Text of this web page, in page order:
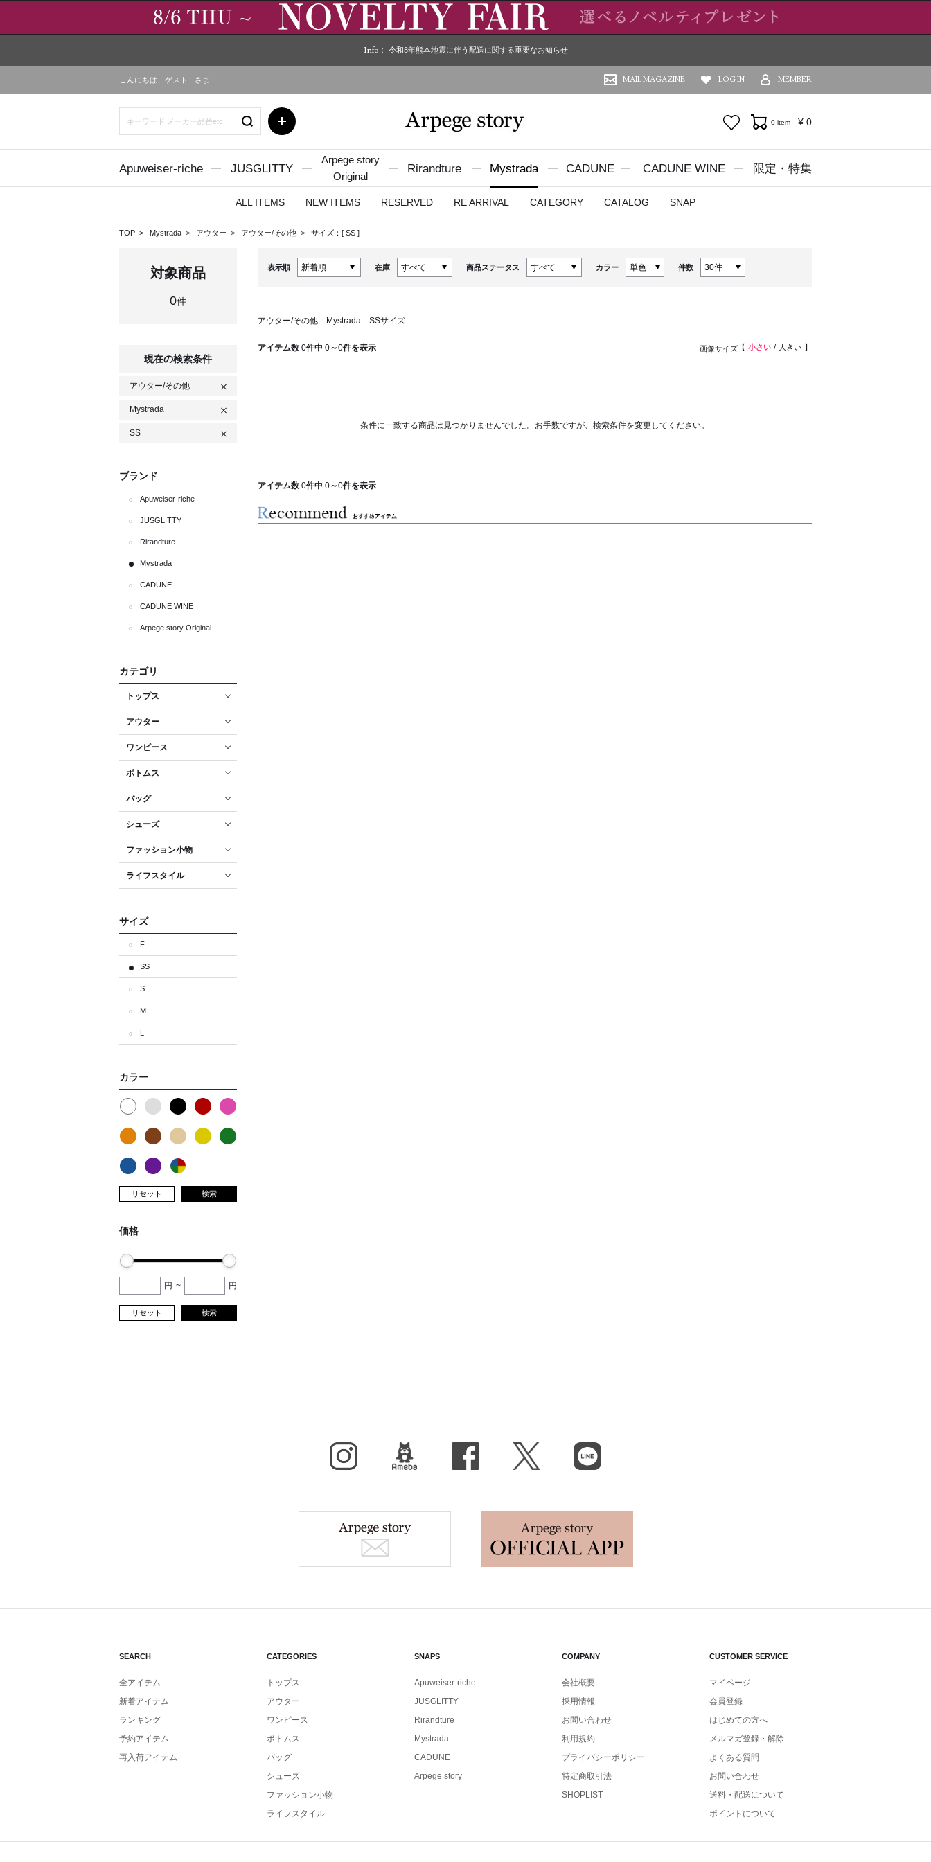
Info： 令和8年熊本地震に伴う配送に関する重要なお知らせ
こんにちは、 ゲスト さま MAIL MAGAZINE LOG IN MEMBER
お気に入り0 item - ¥ 0
Apuweiser-riche JUSGLITTY
Arpege story
Original
Rirandture Mystrada CADUNE CADUNE WINE 限定・特集
ALL ITEMS NEW ITEMS RESERVED RE ARRIVAL CATEGORY CATALOG SNAP
TOP Mystrada アウター アウター/その他 サイズ：[ SS ]
対象商品
0件
現在の検索条件
アウター/その他
Mystrada
SS
ブランド
Apuweiser-riche
JUSGLITTY
Rirandture
Mystrada
CADUNE
CADUNE WINE
Arpege story Original
カテゴリ
トップス
アウター
ワンピース
ボトムス
バッグ
シューズ
ファッション小物
ライフスタイル
サイズ
F
SS
S
M
L
カラー
リセット 検索
価格
円 ~ 円
リセット 検索
表示順 在庫 商品ステータス カラー 件数
アウター/その他 Mystrada SSサイズ
アイテム数 0件中 0～0件を表示 画像サイズ 小さい 大きい
条件に一致する商品は見つかりませんでした。お手数ですが、検索条件を変更してください。
アイテム数 0件中 0～0件を表示
X（旧Twitter）
SEARCH
全アイテム
新着アイテム
ランキング
予約アイテム
再入荷アイテム
CATEGORIES
トップス
アウター
ワンピース
ボトムス
バッグ
シューズ
ファッション小物
ライフスタイル
SNAPS
Apuweiser-riche
JUSGLITTY
Rirandture
Mystrada
CADUNE
Arpege story
COMPANY
会社概要
採用情報
お問い合わせ
利用規約
プライバシーポリシー
特定商取引法
SHOPLIST
CUSTOMER SERVICE
マイページ
会員登録
はじめての方へ
メルマガ登録・解除
よくある質問
お問い合わせ
送料・配送について
ポイントについて